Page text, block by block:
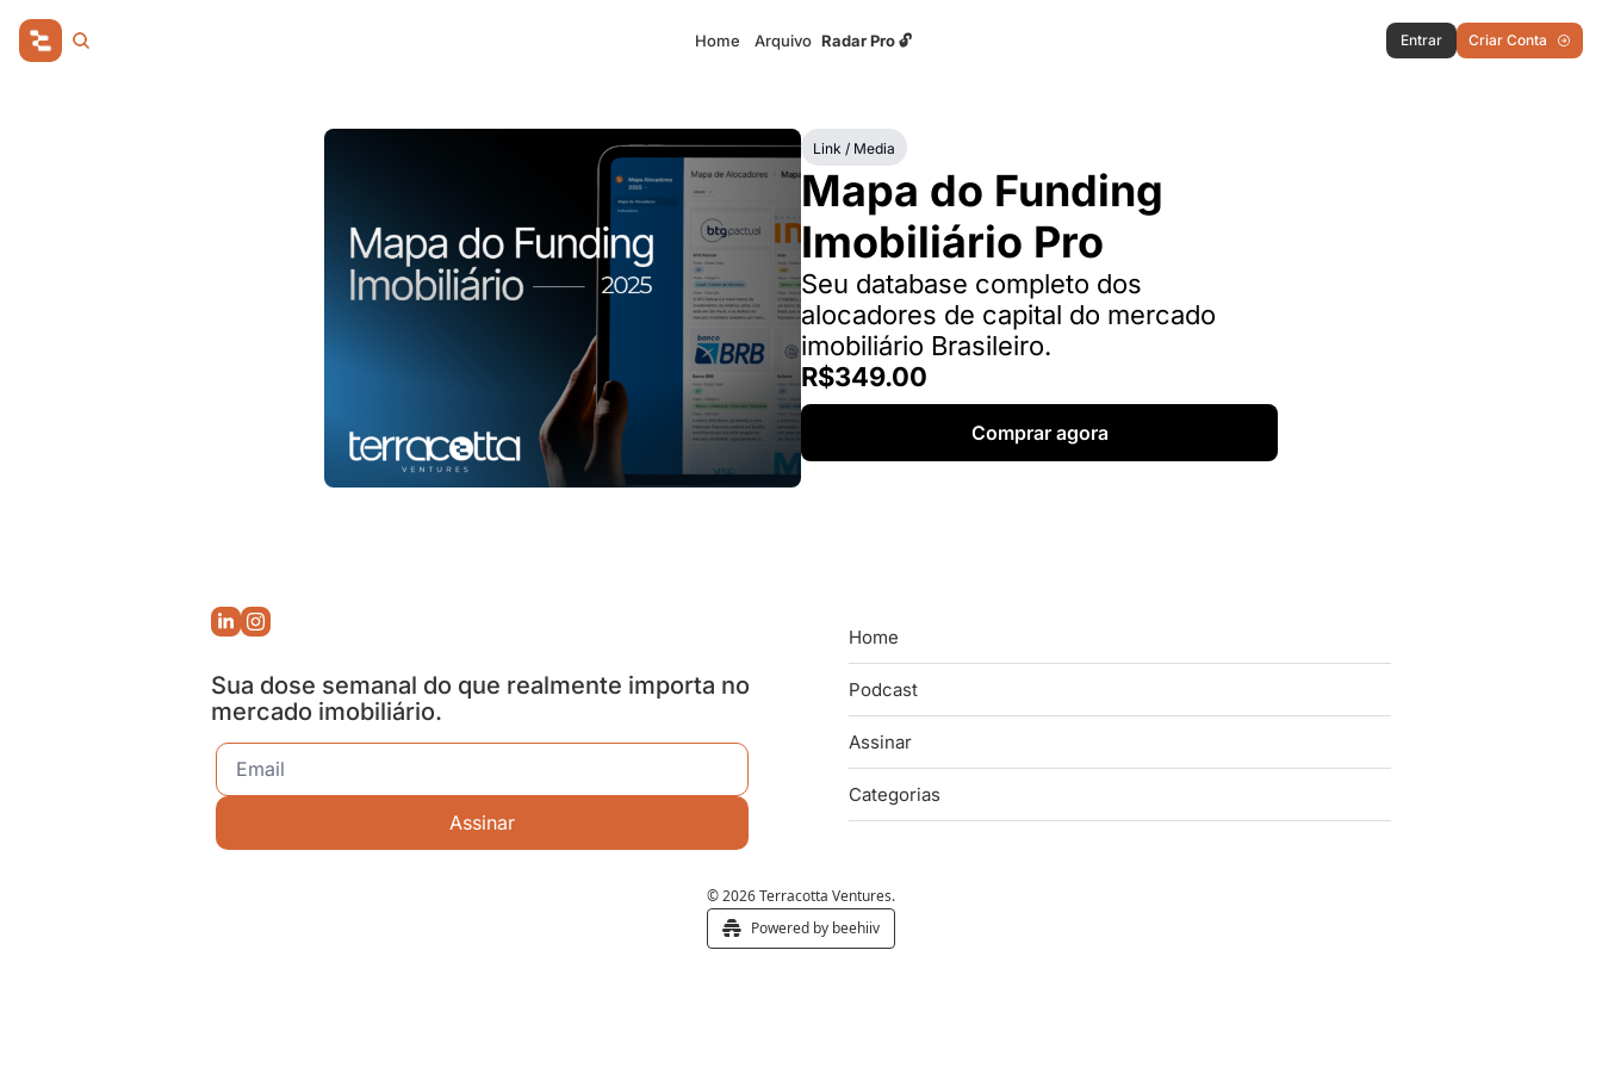
Home Arquivo Radar Pro 🔓 Entrar Criar Conta
Link / Media
Mapa do Funding
Imobiliário Pro
Seu database completo dos
alocadores de capital do mercado
imobiliário Brasileiro.
R$349.00
Comprar agora
Sua dose semanal do que realmente importa no
mercado imobiliário.
Assinar
Home
Podcast
Assinar
Categorias
© 2026 Terracotta Ventures.
Powered by beehiiv